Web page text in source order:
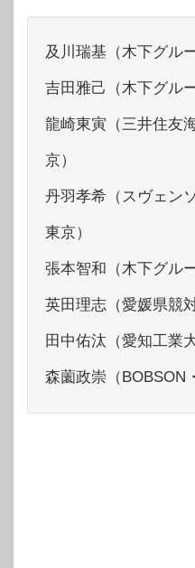
及川瑞基（木下グル
吉田雅己（木下グル
龍崎東寅（三井住友
京）
丹羽孝希（スヴェン
東京）
張本智和（木下グル
英田理志（愛媛県競
田中佑汰（愛知工業
森薗政崇（BOBSON